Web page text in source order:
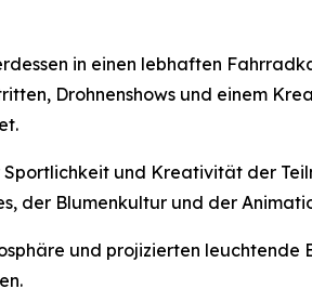
in einen lebhaften
Drohnenshows und einem
und Kreativität der
der Blumenkultur und der
und projizierten